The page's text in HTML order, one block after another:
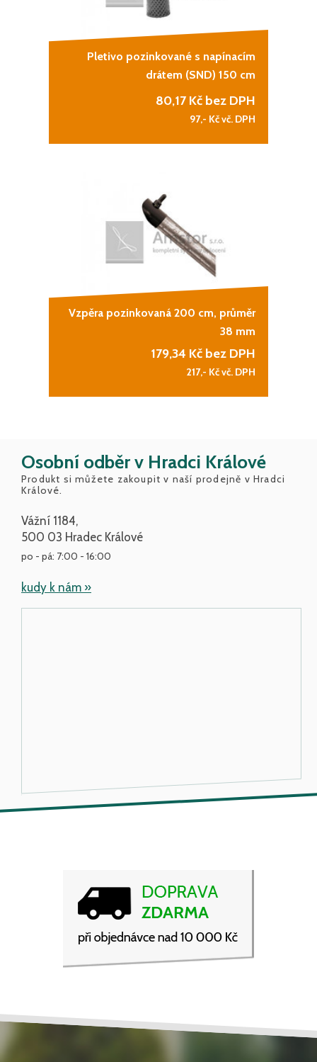
Pletivo pozinkované s napínacím
drátem (SND) 150 cm
80,17 Kč bez DPH
97,- Kč vč. DPH
Vzpěra pozinkovaná 200 cm, průměr
38 mm
179,34 Kč bez DPH
217,- Kč vč. DPH
Osobní odběr v Hradci Králové
Produkt si můžete zakoupit v naší prodejně v Hradci
Králové.
Vážní 1184,
500 03 Hradec Králové
po - pá: 7:00 - 16:00
kudy k nám »